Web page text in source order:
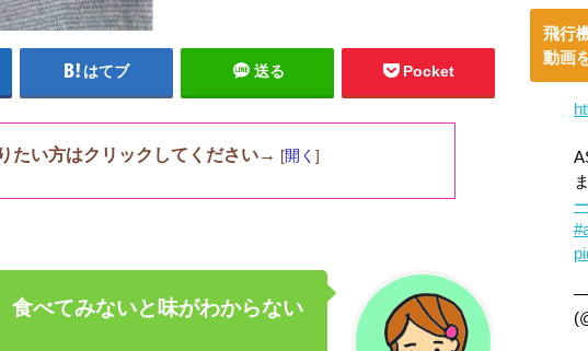
はてブ 送る Pocket
たい方はクリックしてください→ [開く ]
食べてみないと味がわからない
飛行
動画
ー
—